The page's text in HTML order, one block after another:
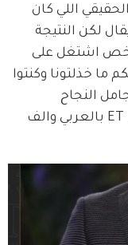
اللي كان
لكن النتيجة
شخص اشتغل على
ما خذلتونا وكنتوا
النجاح
الحقيقي يقرر الناس. شكرا MBC شكرا ET بالعربي والف